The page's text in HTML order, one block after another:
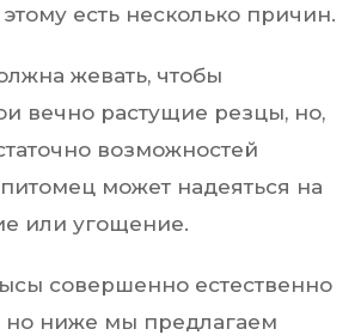
есть несколько причин.
жевать, чтобы
вечно растущие резцы, но,
возможностей
может надеяться на
или угощение.
совершенно естественно
но ниже мы предлагаем